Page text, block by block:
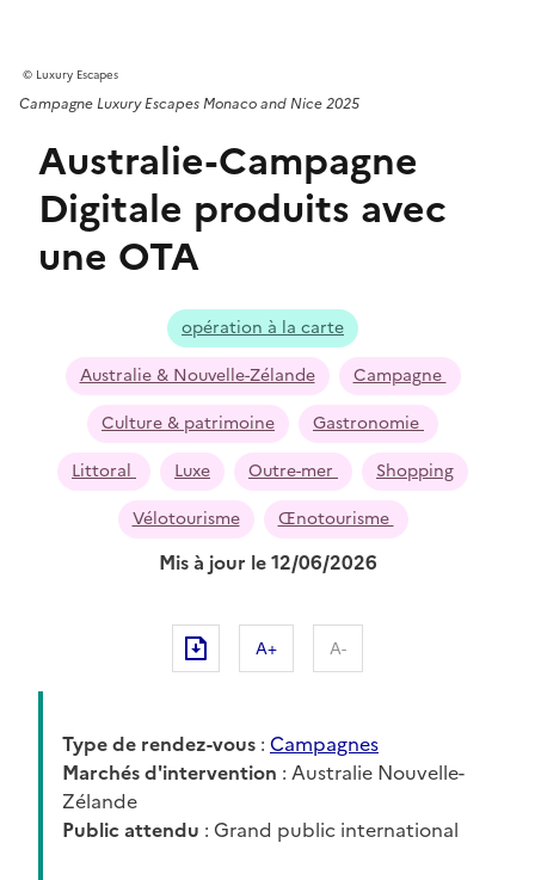
Luxury Escapes
Campagne Luxury Escapes Monaco and Nice 2025
Australie-Campagne
Digitale produits avec
une OTA
opération à la carte
Australie & Nouvelle-Zélande
Campagne
Culture & patrimoine
Gastronomie
Littoral
Luxe Outre-mer
Shopping
Vélotourisme
Œnotourisme
Mis à jour le 12/06/2026
A+ A-
Type de rendez-vous : Campagnes
Marchés d'intervention : Australie Nouvelle-
Zélande
Public attendu : Grand public international